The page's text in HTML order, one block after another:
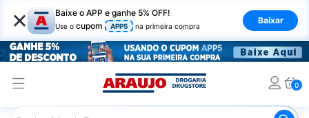
× Baixe o APP e ganhe 5% OFF!
Use o cupom APP5 na primeira compra
Baixar
0